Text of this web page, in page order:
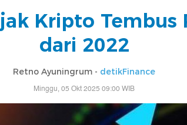
Kripto Tembus
dari 2022
Retno Ayuningrum - detikFinance
Minggu, 05 Okt 2025 09:00 WIB